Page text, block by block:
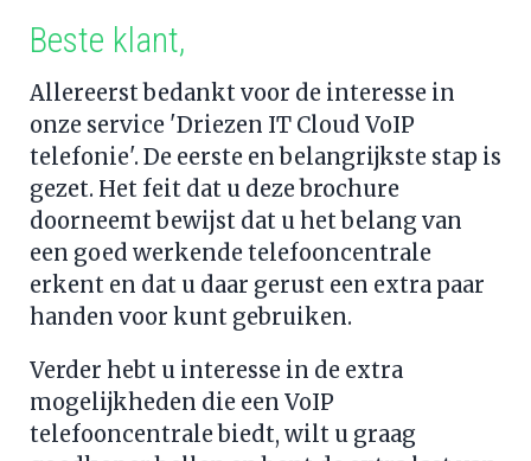
Beste klant,
Allereerst bedankt voor de interesse in
onze service 'Driezen IT Cloud VoIP
telefonie'. De eerste en belangrijkste stap is
gezet. Het feit dat u deze brochure
doorneemt bewijst dat u het belang van
een goed werkende telefooncentrale
erkent en dat u daar gerust een extra paar
handen voor kunt gebruiken.
Verder hebt u interesse in de extra
mogelijkheden die een VoIP
telefooncentrale biedt, wilt u graag